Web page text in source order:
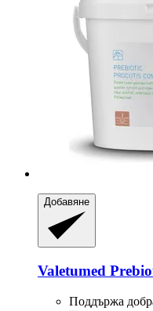
Добавяне
Valetumed
Поддържа